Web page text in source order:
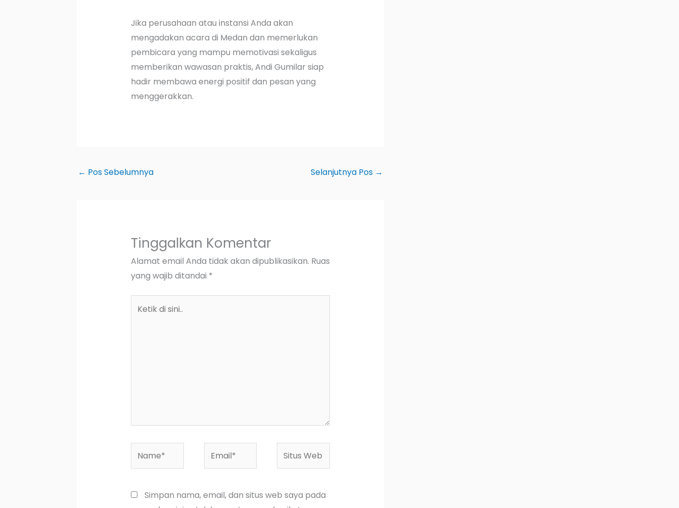
Jika perusahaan atau instansi Anda akan
mengadakan acara di Medan dan memerlukan
pembicara yang mampu memotivasi sekaligus
memberikan wawasan praktis, Andi Gumilar siap
hadir membawa energi positif dan pesan yang
menggerakkan.
← Pos Sebelumnya Selanjutnya Pos →
Tinggalkan Komentar
Alamat email Anda tidak akan dipublikasikan. Ruas
yang wajib ditandai *
Situs
Simpan nama, email, dan situs web saya pada